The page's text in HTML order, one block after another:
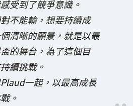
受到了競爭意識。
不能輸，想要持續成
清晰的願景，就是以最
的舞台，為了這個目
續挑戰。
一起，以最高成長
。